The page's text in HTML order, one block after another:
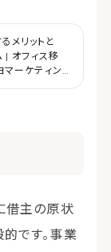
メリットと
| オフィス移
マーケティン
借主の原状
です。事業